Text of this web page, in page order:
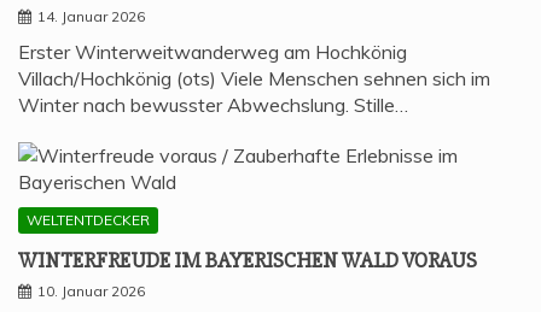
14. Januar 2026
Erster Winterweitwanderweg am Hochkönig
Villach/Hochkönig (ots) Viele Menschen sehnen sich im
Winter nach bewusster Abwechslung. Stille…
WELTENTDECKER
WIN­TER­FREU­DE IM BAYE­RI­SCHEN WALD VORAUS
10. Januar 2026